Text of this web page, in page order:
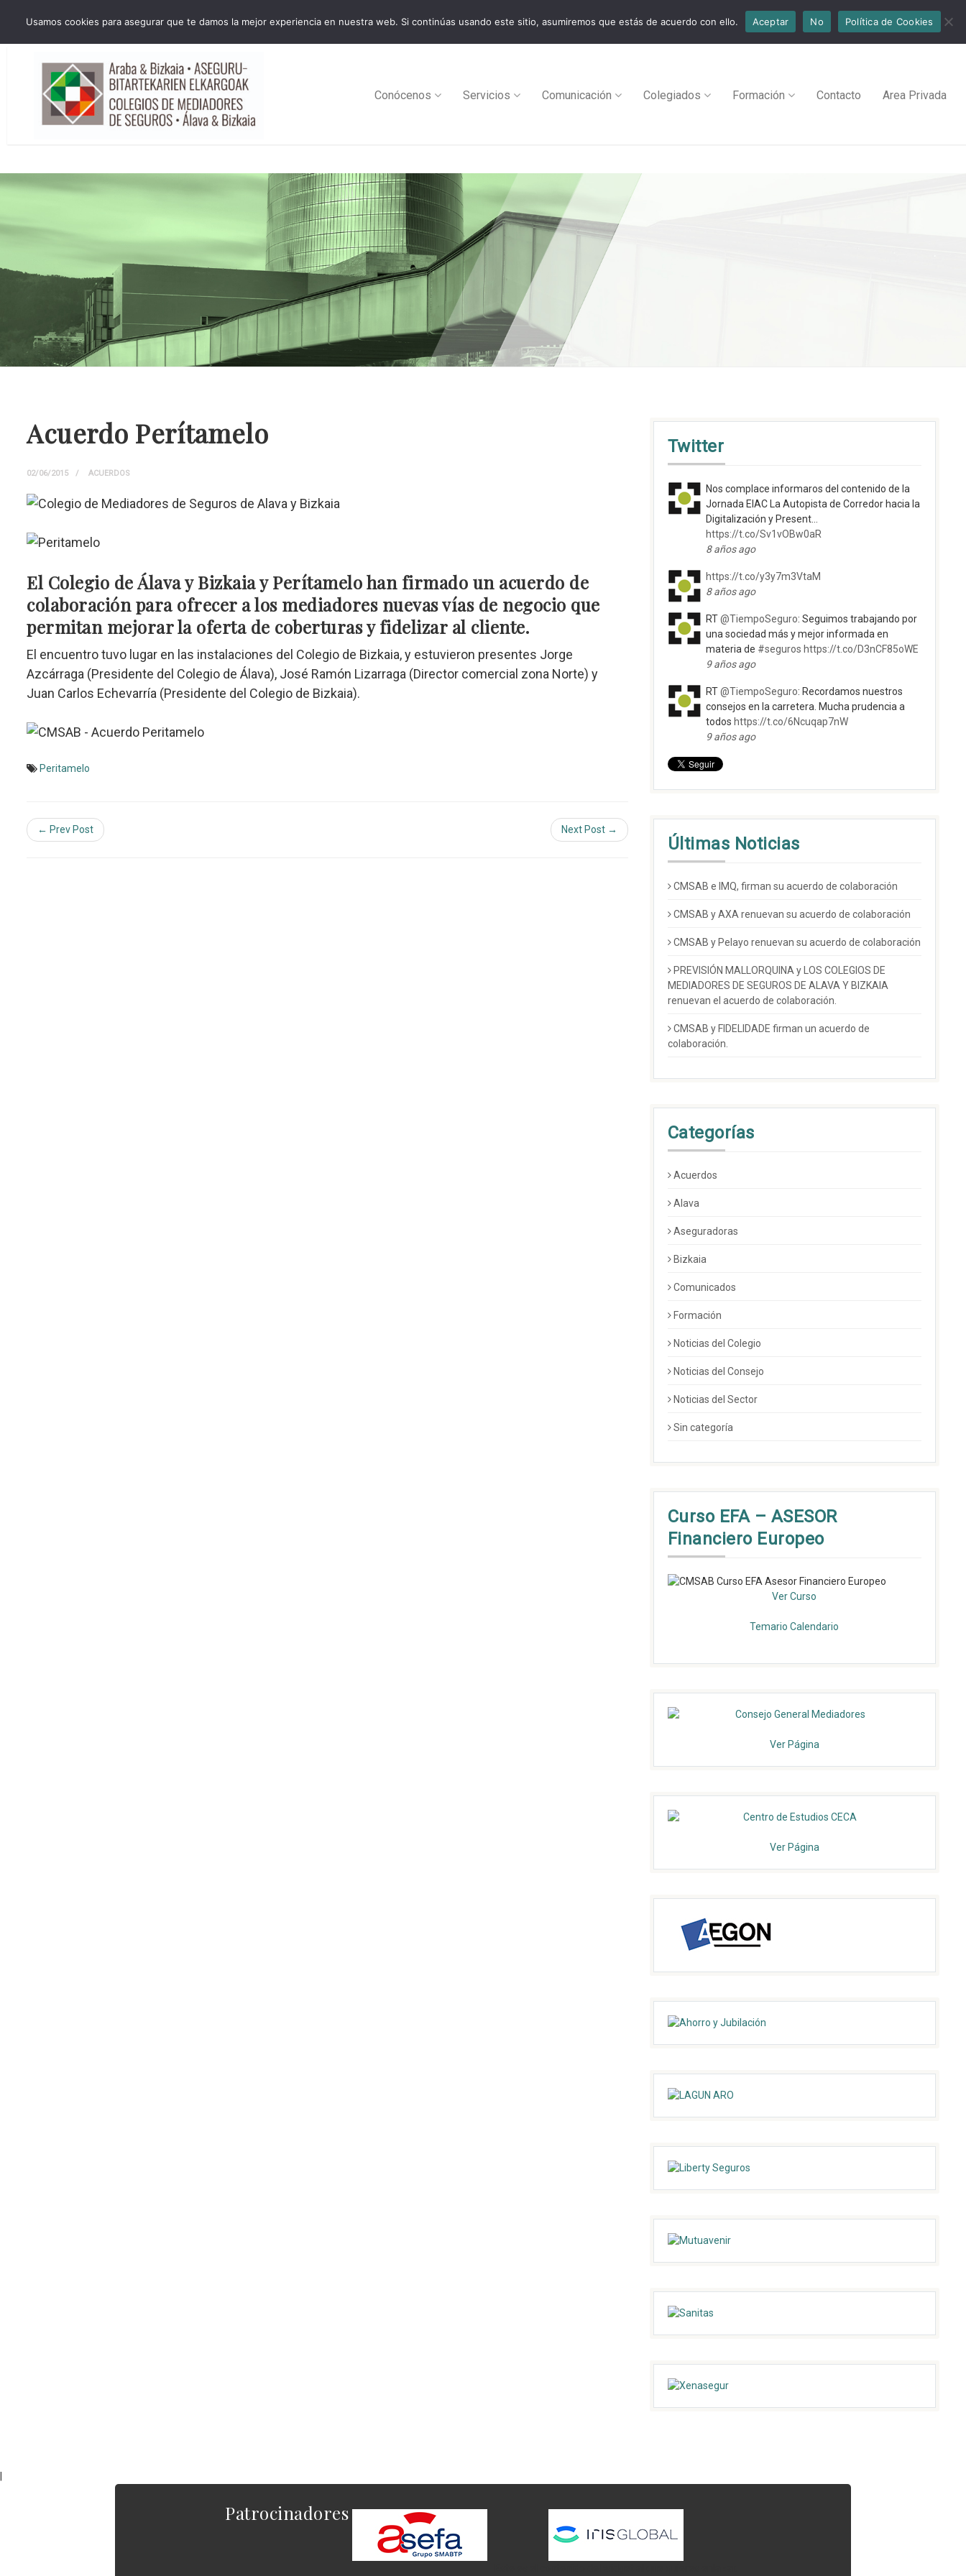
administracion@cmsab.eus 94.442.43.43 Móvil y Whatsapp 688.889.170
Conócenos Servicios Comunicación Colegiados Formación Contacto Area Privada
Acuerdo Perítamelo
02/06/2015 ACUERDOS
El Colegio de Álava y Bizkaia y Perítamelo han firmado un acuerdo de
colaboración para ofrecer a los mediadores nuevas vías de negocio que
permitan mejorar la oferta de coberturas y fidelizar al cliente.
El encuentro tuvo lugar en las instalaciones del Colegio de Bizkaia, y estuvieron presentes Jorge
Azcárraga (Presidente del Colegio de Álava), José Ramón Lizarraga (Director comercial zona Norte) y
Juan Carlos Echevarría (Presidente del Colegio de Bizkaia).
Peritamelo
← Prev Post Next Post →
Twitter
Nos complace informaros del contenido de la
Jornada EIAC La Autopista de Corredor hacia la
Digitalización y Present…
https://t.co/Sv1vOBw0aR
8 años ago
https://t.co/y3y7m3VtaM
8 años ago
RT@TiempoSeguro: Seguimos trabajando por
una sociedad más y mejor informada en
materia de #seguros https://t.co/D3nCF85oWE
9 años ago
RT@TiempoSeguro: Recordamos nuestros
consejos en la carretera. Mucha prudencia a
todos https://t.co/6Ncuqap7nW
9 años ago
Últimas Noticias
CMSAB e IMQ, firman su acuerdo de colaboración
CMSAB y AXA renuevan su acuerdo de colaboración
CMSAB y Pelayo renuevan su acuerdo de colaboración
PREVISIÓN MALLORQUINA y LOS COLEGIOS DE
MEDIADORES DE SEGUROS DE ALAVA Y BIZKAIA
renuevan el acuerdo de colaboración.
CMSAB y FIDELIDADE firman un acuerdo de
colaboración.
Categorías
Acuerdos
Alava
Aseguradoras
Bizkaia
Comunicados
Formación
Noticias del Colegio
Noticias del Consejo
Noticias del Sector
Sin categoría
Curso EFA – ASESOR
Financiero Europeo
Ver Curso
Temario Calendario
Ver Página
Ver Página
|
Patrocinadores
Usamos cookies para asegurar que te damos la mejor experiencia en nuestra web. Si continúas usando este sitio, asumiremos que estás de acuerdo con ello. Aceptar No Política de Cookies